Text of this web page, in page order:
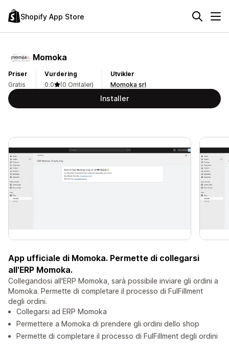
Shopify App Store
Momoka
Priser
Gratis
Vurdering
0.0
(0 Omtaler)
Utvikler
Momoka srl
Installer
App ufficiale di Momoka. Permette di collegarsi
all'ERP Momoka.
Collegandosi all'ERP Momoka, sarà possibile inviare gli ordini a
Momoka. Permette di completare il processo di FulFillment
degli ordini.
Collegarsi ad ERP Momoka
Permettere a Momoka di prendere gli ordini dello shop
Permette di completare il processo di FulFillment degli ordini